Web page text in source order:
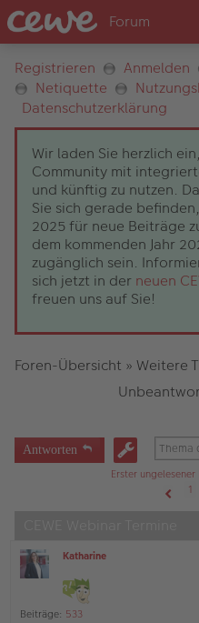
Registrieren Anmelden
Netiquette
Datenschutzerklärung
Wir laden Sie herzlich
Community mit
und künftig zu nutzen.
Sie sich gerade
2025 für neue Beiträge
dem kommenden Jahr
zugänglich sein.
sich jetzt in der neuen
freuen uns auf Sie!
Foren-Übersicht » Weitere
Antworten
Erster ungelesener
1
ff
Katharine
Beiträge: 533